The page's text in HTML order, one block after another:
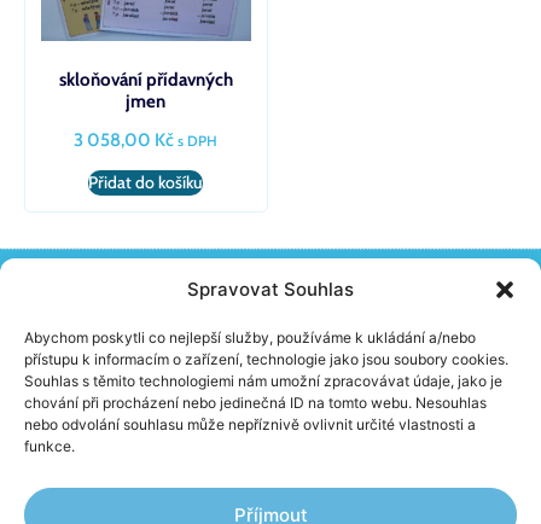
Spravovat Souhlas
Abychom poskytli co nejlepší služby, používáme k ukládání a/nebo
přístupu k informacím o zařízení, technologie jako jsou soubory cookies.
Souhlas s těmito technologiemi nám umožní zpracovávat údaje, jako je
chování při procházení nebo jedinečná ID na tomto webu. Nesouhlas
nebo odvolání souhlasu může nepříznivě ovlivnit určité vlastnosti a
funkce.
Příjmout
skloňování přídavných
jmen
3 058,00 Kč s DPH
Přidat do košíku
(+420) 603 230 152
info@school-skolnipomucky.cz
O FIRMĚ
Aktuality